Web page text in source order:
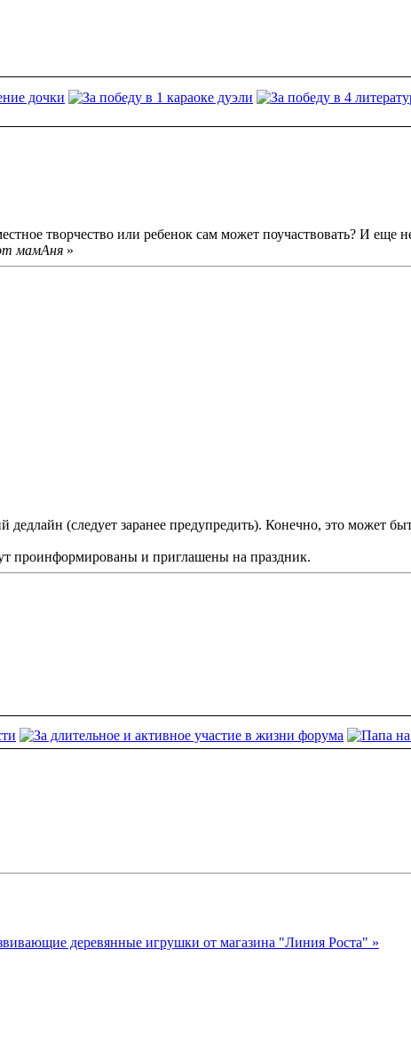
творчество или ребенок сам может поучаствовать? И
мамАня »
(следует заранее предупредить). Конечно, это может
проинформированы и приглашены на праздник.
деревянные игрушки от магазина "Линия Роста" »